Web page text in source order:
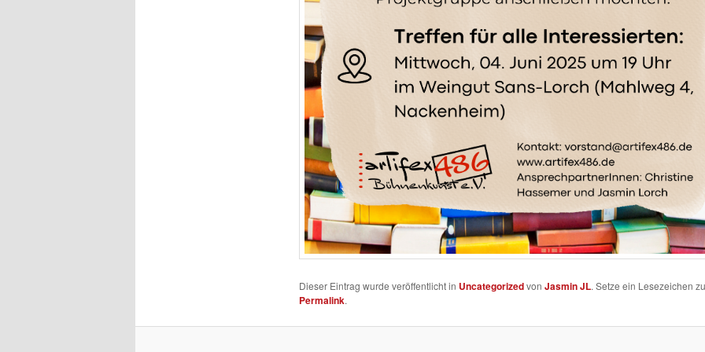
Dieser Eintrag wurde veröffentlicht in Uncategorizedvon Jasmin JL. Setze ein Lesezeichen
Permalink.